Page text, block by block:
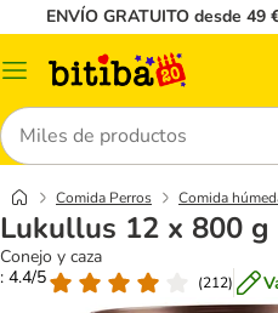
ENVÍO GRATUITO desde
Menú
Buscar
Comida Perros Comida
Lukullus 12 x 800
Conejo y caza
: 4.4/5
(212)